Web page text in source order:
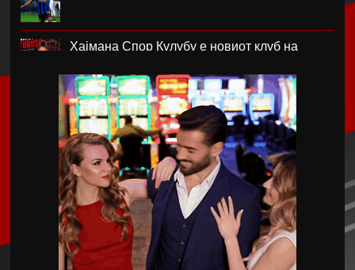
Хајмана Спор Кулубу е новиот клуб на
Модриќ и Џеко градат луксузен комплекс на
Јадранот
Синот на Меси ќе потпише за Ла Масија
Мексико му даде отворена поддршка на
Инфантино